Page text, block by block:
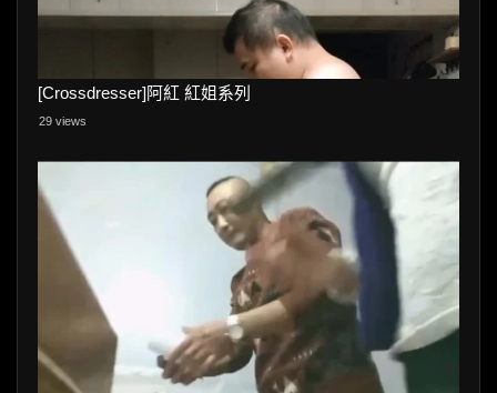
[Crossdresser]阿紅 紅姐系列
29 views